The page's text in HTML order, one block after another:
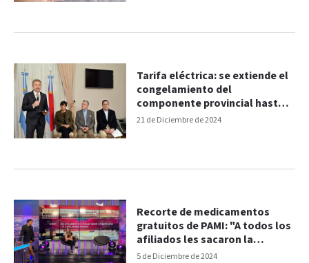
21 de Diciembre de 2024
Tarifa eléctrica: se extiende el
congelamiento del
componente provincial hasta
abril
5 de Diciembre de 2024
Recorte de medicamentos
gratuitos de PAMI: "A todos los
afiliados les sacaron la
medicación sin cargo y deben